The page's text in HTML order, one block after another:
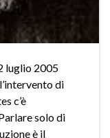
luglio 2005
di
c’è
solo di
è il